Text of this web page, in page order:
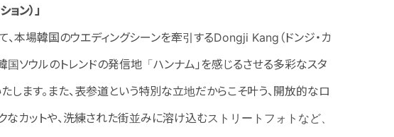
ン）」
本場韓国のウエディングシーンを牽引するDongji Kang（ドンジ・カ
ソウルのトレンドの発信地「ハンナム」を感じるさせる多彩なスタ
します。また、表参道という特別な立地だからこそ叶う、開放的なロ
なカットや、洗練された街並みに溶け込むストリートフォトなど、